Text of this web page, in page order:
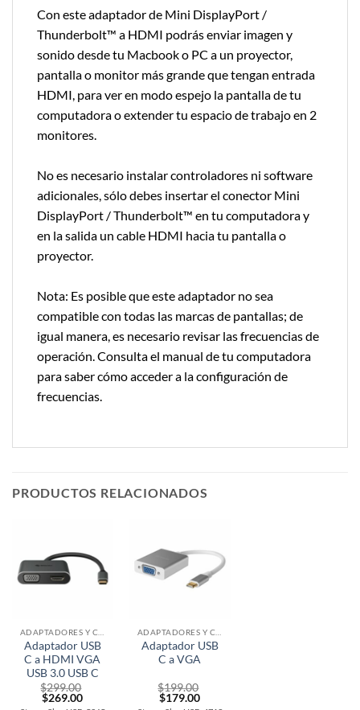
Con este adaptador de Mini DisplayPort /
Thunderbolt™ a HDMI podrás enviar imagen y
sonido desde tu Macbook o PC a un proyector,
pantalla o monitor más grande que tengan entrada
HDMI, para ver en modo espejo la pantalla de tu
computadora o extender tu espacio de trabajo en 2
monitores.
No es necesario instalar controladores ni software
adicionales, sólo debes insertar el conector Mini
DisplayPort / Thunderbolt™ en tu computadora y
en la salida un cable HDMI hacia tu pantalla o
proyector.
Nota: Es posible que este adaptador no sea
compatible con todas las marcas de pantallas; de
igual manera, es necesario revisar las frecuencias de
operación. Consulta el manual de tu computadora
para saber cómo acceder a la configuración de
frecuencias.
PRODUCTOS RELACIONADOS
Adaptador USB
C a HDMI VGA
USB 3.0 USB C
$299.00
Original
$269.00Current
Adaptador USB
C a VGA
$199.00
Original
$179.00Current